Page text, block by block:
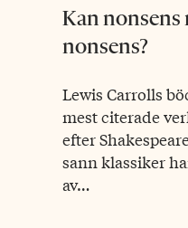
Kan nonsens
nonsens?
Lewis Carrolls
mest citerade
efter
sann klassiker
av…